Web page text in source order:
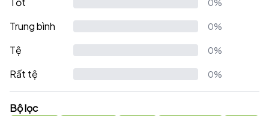
0%
Trung bình 0%
Tệ 0%
Rất tệ 0%
Bộ lọc